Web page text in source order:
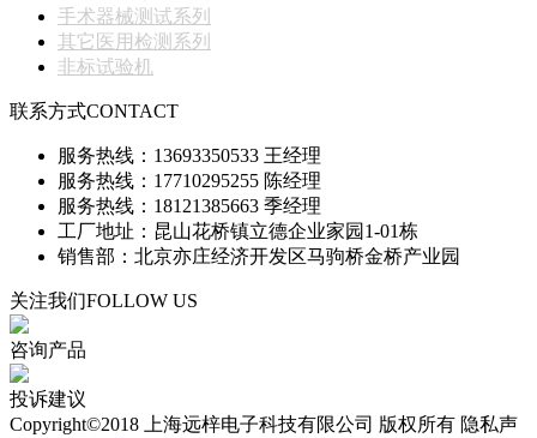
手术器械测试系列
其它医用检测系列
非标试验机
联系方式CONTACT
服务热线：13693350533 王经理
服务热线：17710295255 陈经理
服务热线：18121385663 季经理
工厂地址：昆山花桥镇立德企业家园1-01栋
销售部：北京亦庄经济开发区马驹桥金桥产业园
关注我们FOLLOW US
咨询产品
投诉建议
Copyright©2018 上海远梓电子科技有限公司 版权所有 隐私声